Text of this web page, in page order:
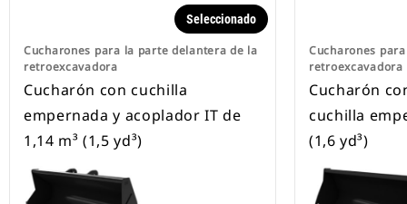
Cucharones para la parte delantera de la
retroexcavadora
Seleccionado
Cucharón con cuchilla
empernada y acoplador IT de
1,14 m³ (1,5 yd³)
Cucharones
retroexcavadora
Cucharón
cuchilla
(1,6 yd³)